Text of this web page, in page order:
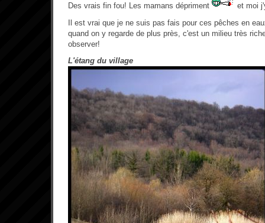
Des vrais fin fou! Les mamans dépriment
et moi
Il est vrai que je ne suis pas fais pour ces pêches en
quand on y regarde de plus près, c'est un milieu très
observer!
L'étang du village